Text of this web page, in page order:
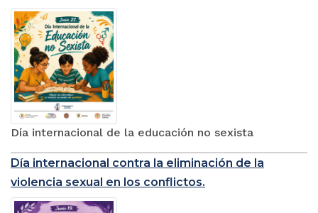
Día internacional de la educación no sexista
Día internacional contra la eliminación de la
violencia sexual en los conflictos.